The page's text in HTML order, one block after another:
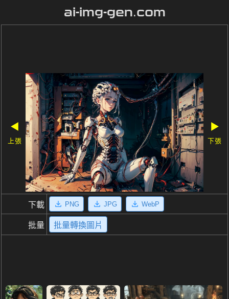
ai-img-gen.com
◀
上張
▶
下張
下載 PNG JPG WebP
批量 批量轉換圖片